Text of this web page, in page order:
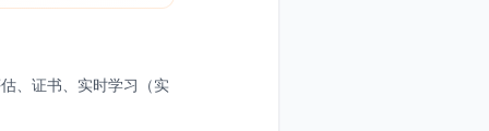
、证书、实时学习（实